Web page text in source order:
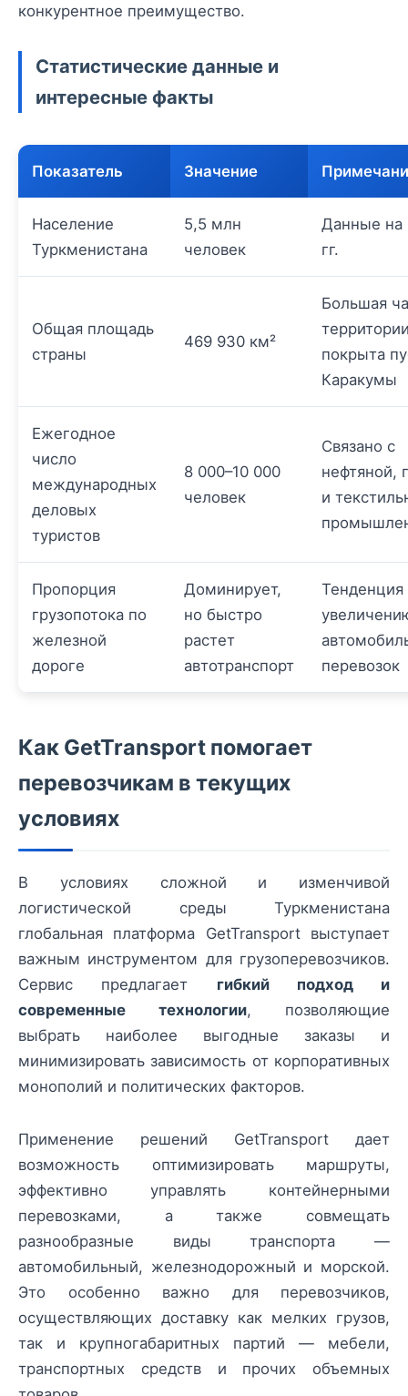
конкурентное преимущество.
Статистические данные и
интересные факты
Показатель Значение
Население
Туркменистана
5,5 млн
человек
Данные на
гг.
Общая площадь
страны
469 930 км²
Большая
покрыта
Каракумы
Ежегодное
число
международных
деловых
туристов
8 000–10 000
человек
Связано с
нефтяной,
и
Пропорция
грузопотока по
железной
дороге
Доминирует,
но быстро
растет
автотранспорт
Тенденция
перевозок
Как GetTransport помогает
перевозчикам в текущих
условиях
В условиях сложной и изменчивой
логистической среды Туркменистана
глобальная платформа GetTransport выступает
важным инструментом для грузоперевозчиков.
Сервис предлагает гибкий подход и
современные технологии, позволяющие
выбрать наиболее выгодные заказы и
минимизировать зависимость от корпоративных
монополий и политических факторов.
Применение решений GetTransport дает
возможность оптимизировать маршруты,
эффективно управлять контейнерными
перевозками, а также совмещать
разнообразные виды транспорта —
автомобильный, железнодорожный и морской.
Это особенно важно для перевозчиков,
осуществляющих доставку как мелких грузов,
так и крупногабаритных партий — мебели,
транспортных средств и прочих объемных